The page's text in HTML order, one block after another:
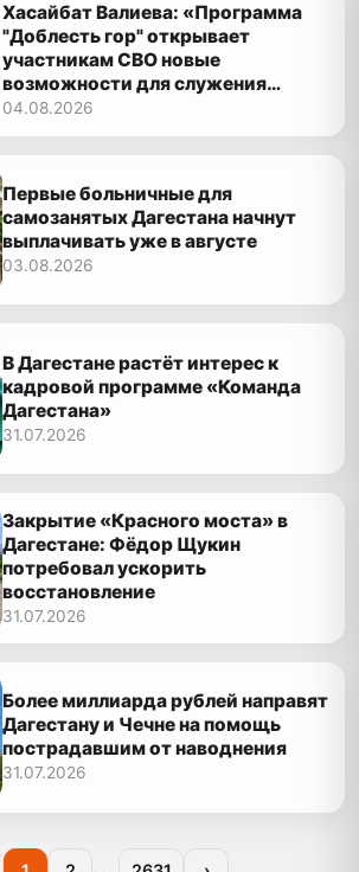
Хасайбат Валиева: «Программа
"Доблесть гор" открывает
участникам СВО новые
возможности для служения
Дагестану»
04.08.2026
Первые больничные для
самозанятых Дагестана начнут
выплачивать уже в августе
03.08.2026
В Дагестане растёт интерес к
кадровой программе «Команда
Дагестана»
31.07.2026
Закрытие «Красного моста» в
Дагестане: Фёдор Щукин
потребовал ускорить
восстановление
31.07.2026
Более миллиарда рублей направят
Дагестану и Чечне на помощь
пострадавшим от наводнения
31.07.2026